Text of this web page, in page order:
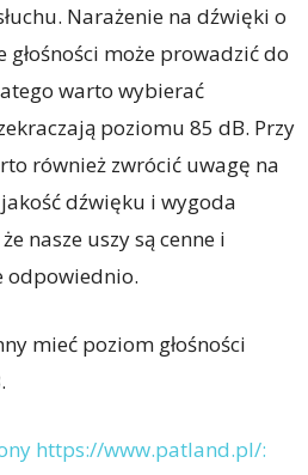
Narażenie na dźwięki o
może prowadzić do
warto wybierać
poziomu 85 dB. Przy
również zwrócić uwagę na
dźwięku i wygoda
nasze uszy są cenne i
odpowiednio.
mieć poziom głośności
https://www.patland.pl/: